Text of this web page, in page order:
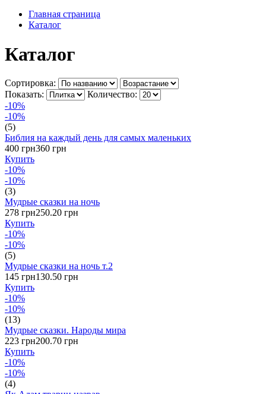
Главная страница
Каталог
Каталог
Сортировка:
Показать:
Количество:
-10%
-10%
(5)
Библия на каждый день для самых маленьких
400 грн360 грн
Купить
-10%
-10%
(3)
Мудрые сказки на ночь
278 грн250.20 грн
Купить
-10%
-10%
(5)
Мудрые сказки на ночь т.2
145 грн130.50 грн
Купить
-10%
-10%
(13)
Мудрые сказки. Народы мира
223 грн200.70 грн
Купить
-10%
-10%
(4)